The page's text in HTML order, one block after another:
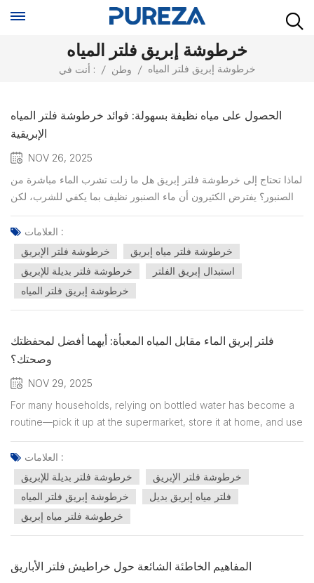
خرطوشة إبريق فلتر المياه
أنت في : / وطن / خرطوشة إبريق فلتر المياه
الحصول على مياه نظيفة بسهولة: فوائد خرطوشة فلتر المياه
الإبريقية
NOV 26, 2025
لماذا تحتاج إلى خرطوشة فلتر إبريق هل ما زلت تشرب الماء مباشرة من
الصنبور؟ يفترض الكثيرون أن ماء الصنبور نظيف بما يكفي للشرب، لكن
في الواقع، حتى ماء الصنبور المُعالج قد يحتوي على بقايا الفلورايد
والمعادن الثقيلة والرواسب والشوائب المجهرية الأخرى. تؤثر هذه
الملوثات على طعم الماء وقد تؤثر على صحتك على...
العلامات :
خرطوشة فلتر الإبريق
خرطوشة فلتر مياه إبريق
خرطوشة فلتر بديلة للإبريق
استبدال إبريق الفلتر
خرطوشة إبريق فلتر المياه
فلتر إبريق الماء مقابل المياه المعبأة: أيهما أفضل لمحفظتك
وصحتك؟
NOV 29, 2025
For many households, relying on bottled water has become a
routine—pick it up at the supermarket, store it at home, and use
it for everyday drinking. Bottled water feels clean, convenient,
and safe. But as prices continue to rise and plastic waste
becomes a growing concern, more consumers are...
العلامات :
خرطوشة فلتر بديلة للإبريق
خرطوشة فلتر الإبريق
خرطوشة إبريق فلتر المياه
فلتر مياه إبريق بديل
خرطوشة فلتر مياه إبريق
المفاهيم الخاطئة الشائعة حول خراطيش فلتر الأباريق